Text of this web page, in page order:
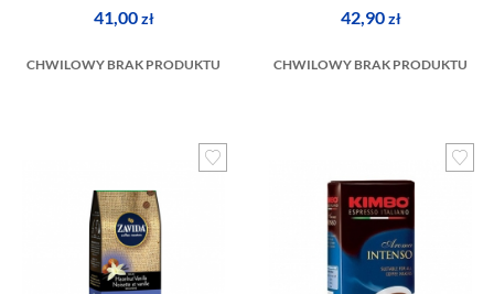
41,00zł
CHWILOWY BRAK PRODUKTU
42,90zł
CHWILOWY BRAK PRODUKTU